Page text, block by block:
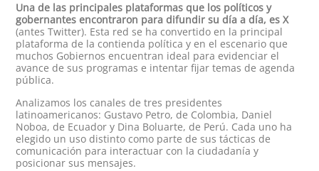
Una de las principales plataformas que los políticos y
gobernantes encontraron para difundir su día a día, es X
(antes Twitter). Esta red se ha convertido en la principal
plataforma de la contienda política y en el escenario que
muchos Gobiernos encuentran ideal para evidenciar el
avance de sus programas e intentar fijar temas de agenda
pública.
Analizamos los canales de tres presidentes
latinoamericanos: Gustavo Petro, de Colombia, Daniel
Noboa, de Ecuador y Dina Boluarte, de Perú. Cada uno ha
elegido un uso distinto como parte de sus tácticas de
comunicación para interactuar con la ciudadanía y
posicionar sus mensajes.